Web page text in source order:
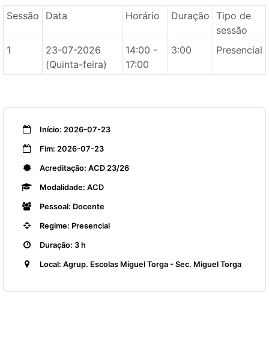
Sessão
Data Horário Duração Tipo de
sessão
1
23-07-2026
(Quinta-feira)
14:00 -
17:00
3:00 Presencial
Início: 2026-07-23
Fim: 2026-07-23
Acreditação: ACD 23/26
Modalidade: ACD
Pessoal: Docente
Regime: Presencial
Duração: 3 h
Local: Agrup. Escolas Miguel Torga - Sec. Miguel Torga